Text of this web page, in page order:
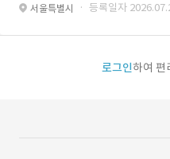
서울특별시 · 등록일자
로그인하여 편